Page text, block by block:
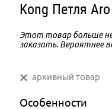
Kong Петля
Этот товар больше не
заказать. Вероятнее
архивный товар
Особенности